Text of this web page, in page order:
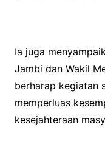
Ia juga
Jambi dan Wakil
berharap kegiatan
memperluas
kesejahteraan